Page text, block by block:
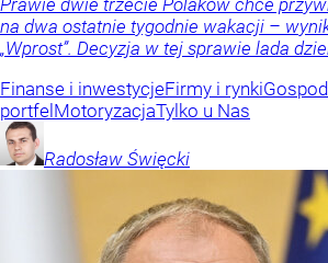
na dwa ostatnie tygodnie wakacji –
„Wprost”. Decyzja w tej sprawie lada
Finanse i inwestycjeFirmy i rynki
portfelMotoryzacjaTylko u Nas
Radosław Święcki